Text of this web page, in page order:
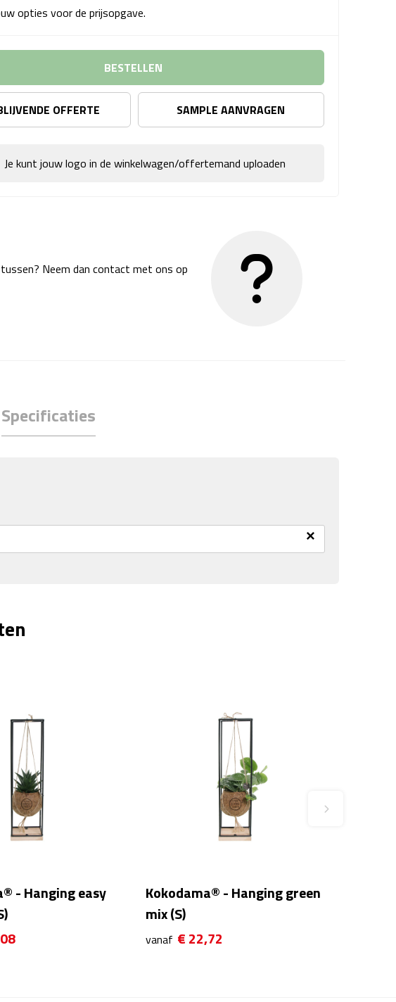
opties voor de prijsopgave.
BESTELLEN
OFFERTE SAMPLE AANVRAGEN
Je kunt jouw logo in de winkelwagen/offertemand uploaden
Neem dan contact met ons op
Specificaties
×
- Hanging easy
Kokodama® - Hanging green
mix (S)
vanaf € 22,72